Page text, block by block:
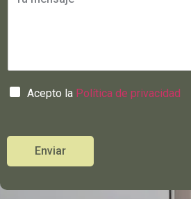
Acepto la Política de privacidad
Enviar